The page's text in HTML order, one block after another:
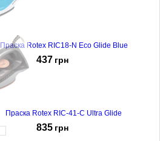
Праска Rotex RIC18-N Eco Glide Blue
437 грн
Праска Rotex RIC-41-C Ultra Glide
835 грн